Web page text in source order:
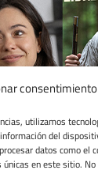
consentimiento
utilizamos
del
datos como el
en este sitio.